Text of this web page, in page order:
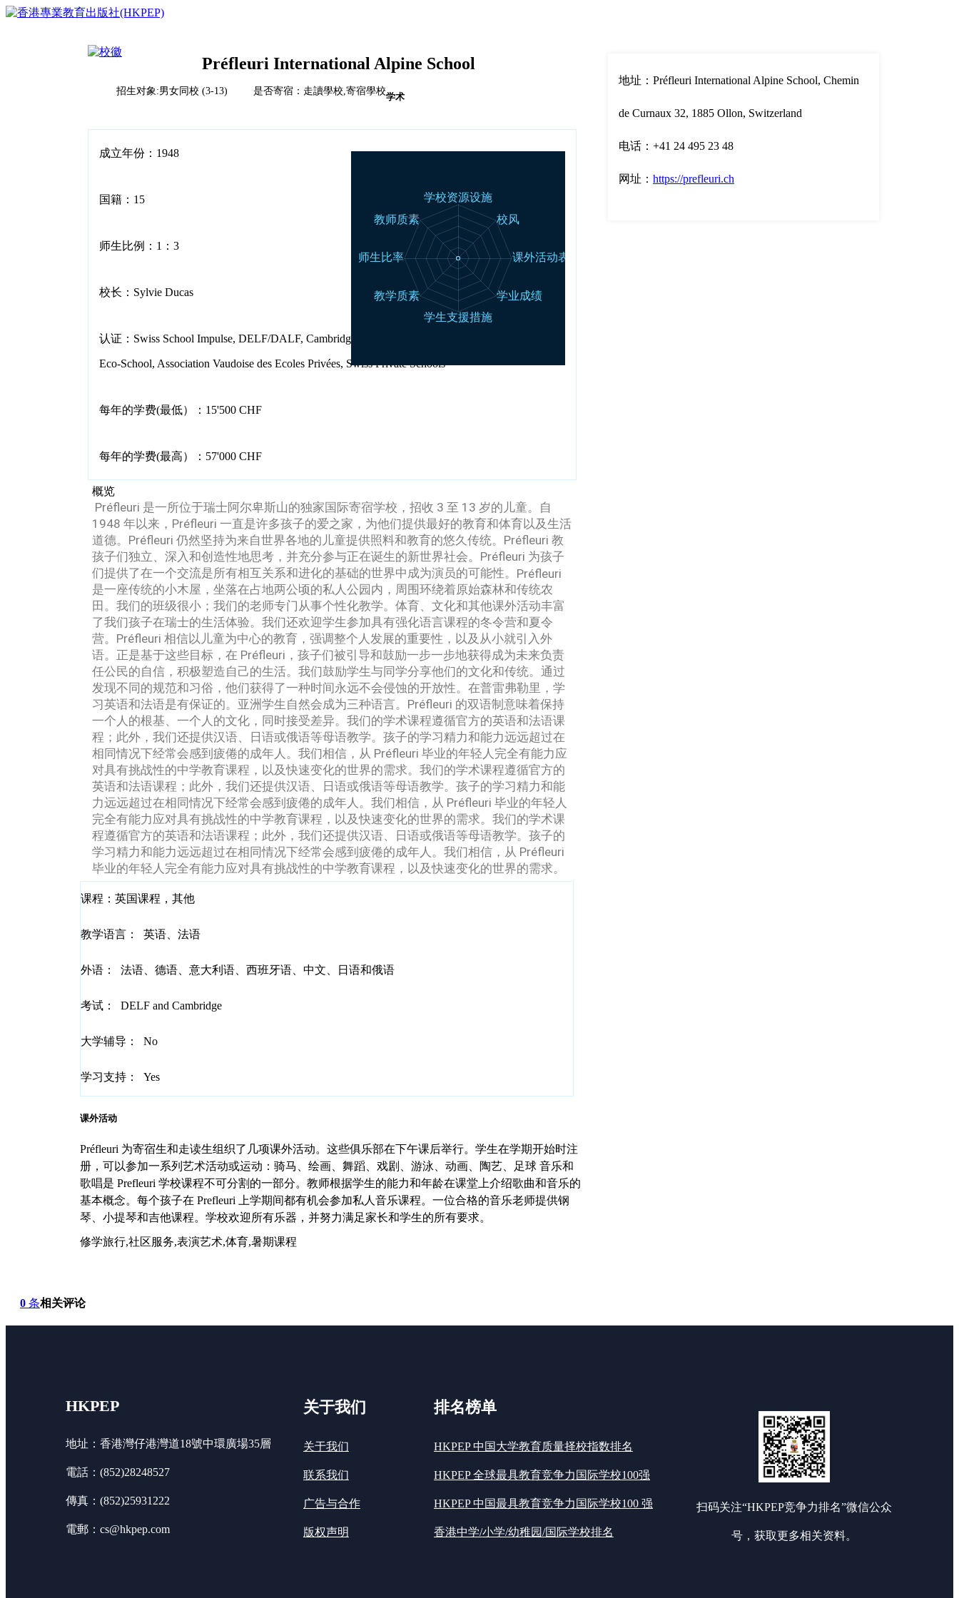
教育竞争力评比体系说明
2023HKPEP全球最具教育竞争力国际学校100强
2023HKPEP中国外籍人員子女国际学校最具竞争力50强
2022香港最具教育竞争力中学50强龙虎榜<
Préfleuri International Alpine School
招生对象:男女同校 (3-13) 是否寄宿：走讀學校,寄宿學校
成立年份：1948
国籍：15
师生比例：1：3
校长：Sylvie Ducas
认证：Swiss School Impulse, DELF/DALF, Cambridge English Language Assessment, Apply for
Eco-School, Association Vaudoise des Ecoles Privées, Swiss Private Schools
每年的学费(最低）：15'500 CHF
每年的学费(最高）：57'000 CHF
概览
Préfleuri 是一所位于瑞士阿尔卑斯山的独家国际寄宿学校，招收 3 至 13 岁的儿童。 自
1948 年以来，Préfleuri 一直是许多孩子的爱之家，为他们提供最好的教育和体育以及生活
道德。 Préfleuri 仍然坚持为来自世界各地的儿童提供照料和教育的悠久传统。 Préfleuri 教
孩子们独立、深入和创造性地思考，并充分参与正在诞生的新世界社会。 Préfleuri 为孩子
们提供了在一个交流是所有相互关系和进化的基础的世界中成为演员的可能性。 Préfleuri
是一座传统的小木屋，坐落在占地两公顷的私人公园内，周围环绕着原始森林和传统农
田。 我们的班级很小； 我们的老师专门从事个性化教学。 体育、文化和其他课外活动丰富
了我们孩子在瑞士的生活体验。 我们还欢迎学生参加具有强化语言课程的冬令营和夏令
营。 Préfleuri 相信以儿童为中心的教育，强调整个人发展的重要性，以及从小就引入外
语。 正是基于这些目标，在 Préfleuri，孩子们被引导和鼓励一步一步地获得成为未来负责
任公民的自信，积极塑造自己的生活。 我们鼓励学生与同学分享他们的文化和传统。 通过
发现不同的规范和习俗，他们获得了一种时间永远不会侵蚀的开放性。 在普雷弗勒里， 学
习英语和法语是有保证的。 亚洲学生自然会成为三种语言。 Préfleuri 的双语制意味着保持
一个人的根基、一个人的文化，同时接受差异。 我们的学术课程遵循官方的英语和法语课
程； 此外，我们还提供汉语、日语或俄语等母语教学。 孩子的学习精力和能力远远超过在
相同情况下经常会感到疲倦的成年人。 我们相信，从 Préfleuri 毕业的年轻人完全有能力应
对具有挑战性的中学教育课程，以及快速变化的世界的需求。 我们的学术课程遵循官方的
英语和法语课程； 此外，我们还提供汉语、日语或俄语等母语教学。 孩子的学习精力和能
力远远超过在相同情况下经常会感到疲倦的成年人。 我们相信，从 Préfleuri 毕业的年轻人
完全有能力应对具有挑战性的中学教育课程，以及快速变化的世界的需求。 我们的学术课
程遵循官方的英语和法语课程； 此外，我们还提供汉语、日语或俄语等母语教学。 孩子的
学习精力和能力远远超过在相同情况下经常会感到疲倦的成年人。 我们相信，从 Préfleuri
毕业的年轻人完全有能力应对具有挑战性的中学教育课程，以及快速变化的世界的需求。
学术
课程： 英国课程，其他
教学语言： 英语、法语
外语： 法语、德语、意大利语、西班牙语、中文、日语和俄语
考试： DELF and Cambridge
大学辅导： No
学习支持： Yes
课外活动
Préfleuri 为寄宿生和走读生组织了几项课外活动。这些俱乐部在下午课后举行。学生在学期开始时注
册，可以参加一系列艺术活动或运动：骑马、绘画、舞蹈、戏剧、游泳、动画、陶艺、足球 音乐和
歌唱是 Prefleuri 学校课程不可分割的一部分。教师根据学生的能力和年龄在课堂上介绍歌曲和音乐的
基本概念。每个孩子在 Prefleuri 上学期间都有机会参加私人音乐课程。一位合格的音乐老师提供钢
琴、小提琴和吉他课程。学校欢迎所有乐器，并努力满足家长和学生的所有要求。
修学旅行,社区服务,表演艺术,体育,暑期课程
地址：Préfleuri International Alpine School, Chemin
de Curnaux 32, 1885 Ollon, Switzerland
电话：+41 24 495 23 48
网址： https://prefleuri.ch
0 条相关评论
HKPEP
地址：香港灣仔港灣道18號中環廣場35層
電話：(852)28248527
傳真：(852)25931222
電郵：cs@hkpep.com
关于我们
关于我们
联系我们
广告与合作
版权声明
排名榜单
HKPEP 中国大学教育质量择校指数排名
HKPEP 全球最具教育竞争力国际学校100强
HKPEP 中国最具教育竞争力国际学校100 强
香港中学/小学/幼稚园/国际学校排名
扫码关注“HKPEP竞争力排名”微信公众
号，获取更多相关资料。